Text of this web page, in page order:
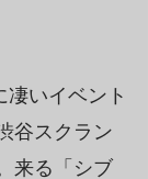
凄いイベント
谷スクラン
来る「シブ